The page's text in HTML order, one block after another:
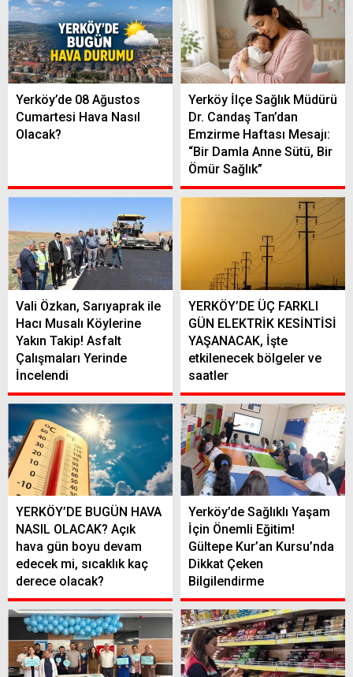
Yerköy’de 08 Ağustos
Cumartesi Hava Nasıl
Olacak?
Yerköy İlçe Sağlık Müdürü
Dr. Candaş Tan’dan
Emzirme Haftası Mesajı:
“Bir Damla Anne Sütü, Bir
Ömür Sağlık”
Vali Özkan, Sarıyaprak ile
Hacı Musalı Köylerine
Yakın Takip! Asfalt
Çalışmaları Yerinde
İncelendi
YERKÖY’DE ÜÇ FARKLI
GÜN ELEKTRİK KESİNTİSİ
YAŞANACAK, İşte
etkilenecek bölgeler ve
saatler
YERKÖY’DE BUGÜN HAVA
NASIL OLACAK? Açık
hava gün boyu devam
edecek mi, sıcaklık kaç
derece olacak?
Yerköy’de Sağlıklı Yaşam
İçin Önemli Eğitim!
Gültepe Kur’an Kursu’nda
Dikkat Çeken
Bilgilendirme